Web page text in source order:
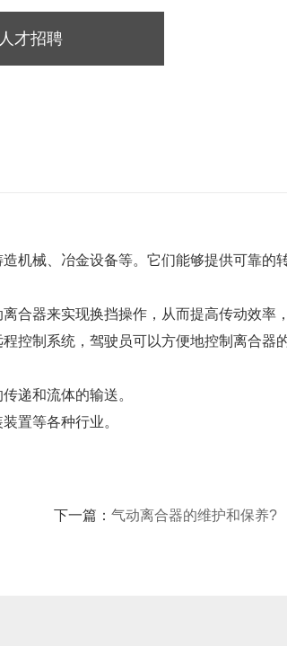
人才招聘
械、冶金设备等。它们能够提供可靠的
器来实现换挡操作，从而提高传动效率，
制系统，驾驶员可以方便地控制离合器
递和流体的输送。
置等各种行业。
下一篇： 气动离合器的维护和保养?